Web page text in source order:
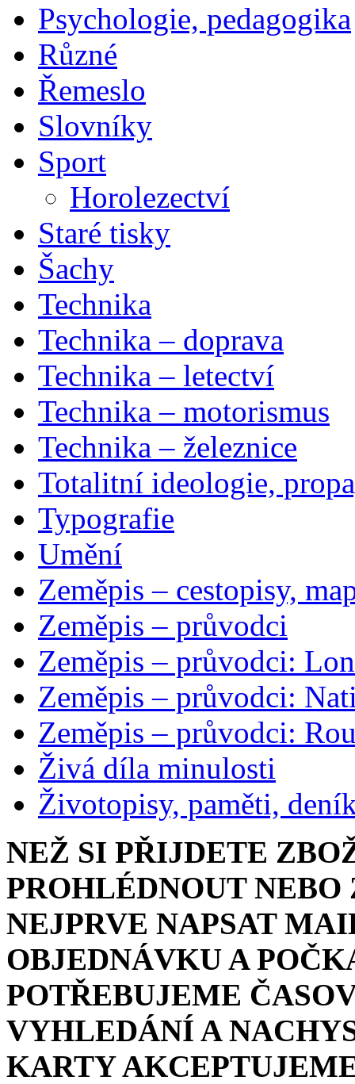
Psychologie, pedagogika
Různé
Řemeslo
Slovníky
Sport
Horolezectví
Staré tisky
Šachy
Technika
Technika – doprava
Technika – letectví
Technika – motorismus
Technika – železnice
Totalitní ideologie,
Typografie
Umění
Zeměpis – cestopisy,
Zeměpis – průvodci
Zeměpis – průvodci:
Zeměpis – průvodci:
Zeměpis – průvodci:
Živá díla minulosti
Životopisy, paměti,
NEŽ SI PŘIJDETE
PROHLÉDNOUT
NEJPRVE NAPSAT
OBJEDNÁVKU A
POTŘEBUJEME
VYHLEDÁNÍ A
KARTY